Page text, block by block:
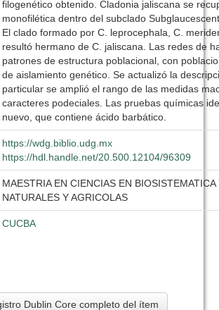
filogenético obtenido. Cladonia jaliscana se
monofilética dentro del subclado
El clado formado por C. leprocephala, C.
resultó hermano de C. jaliscana. Las redes de
patrones de estructura poblacional, con
de aislamiento genético. Se actualizó la
particular se amplió el rango de las medidas
caracteres podeciales. Las pruebas químicas
nuevo, que contiene ácido barbático.
https://wdg.biblio.udg.mx
https://hdl.handle.net/20.500.12104/96309
MAESTRIA EN CIENCIAS EN
NATURALES Y AGRICOLAS
CUCBA
Dublin Core completo del ítem